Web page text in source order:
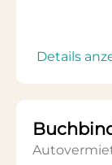
Details